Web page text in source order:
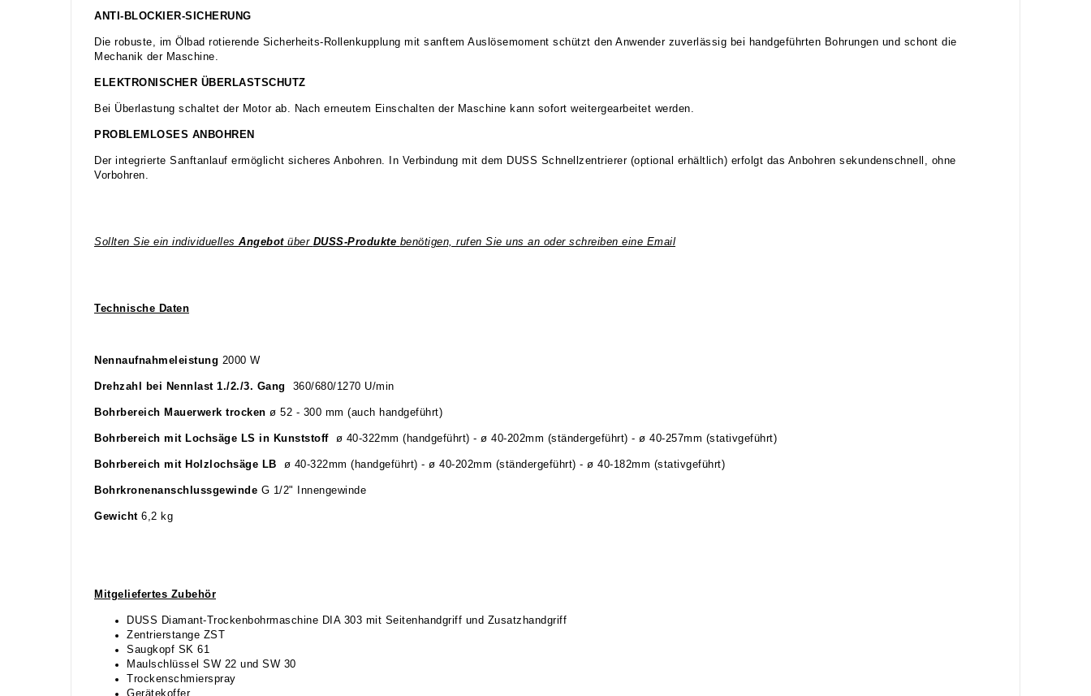
ANTI-BLOCKIER-SICHERUNG
Die robuste, im Ölbad rotierende Sicherheits-Rollenkupplung mit sanftem Auslösemoment schützt den Anwender zuverlässig bei handgeführten Bohrungen und schont die
Mechanik der Maschine.
ELEKTRONISCHER ÜBERLASTSCHUTZ
Bei Überlastung schaltet der Motor ab. Nach erneutem Einschalten der Maschine kann sofort weitergearbeitet werden.
PROBLEMLOSES ANBOHREN
Der integrierte Sanftanlauf ermöglicht sicheres Anbohren. In Verbindung mit dem DUSS Schnellzentrierer (optional erhältlich) erfolgt das Anbohren sekundenschnell, ohne
Vorbohren.
Sollten Sie ein individuelles Angebotüber DUSS-Produkte benötigen, rufen Sie uns an oder schreiben eine Email
Technische Daten
Nennaufnahmeleistung 2000 W
Drehzahl bei Nennl ast 1./2./3. Gang 360/680/1270 U/min
Bohrbereich Mauerwerk trocken ø 52 - 300 mm (auch handgeführt)
Bohrbereich mit Lochsäge LS in Kunststoffø 40-322mm (handgeführt) - ø 40-202mm (ständergeführt) - ø 40-257mm (stativgeführt)
Bohrbereich mit Holzlochsäge LB ø 40-322mm (handgeführt) - ø 40-202mm (ständergeführt) - ø 40-182mm (stativgeführt)
Bohrkronenanschlussgewinde G 1/2" Innengewinde
Gewicht 6,2 kg
Mitgeliefertes Zubehör
DUSS Diamant-Trockenbohrmaschine DIA 303 mit Seitenhandgriff und Zusatzhandgriff
Zentrierstange ZST
Saugkopf SK 61
Maulschlüssel SW 22 und SW 30
Trockenschmierspray
Gerätekoffer